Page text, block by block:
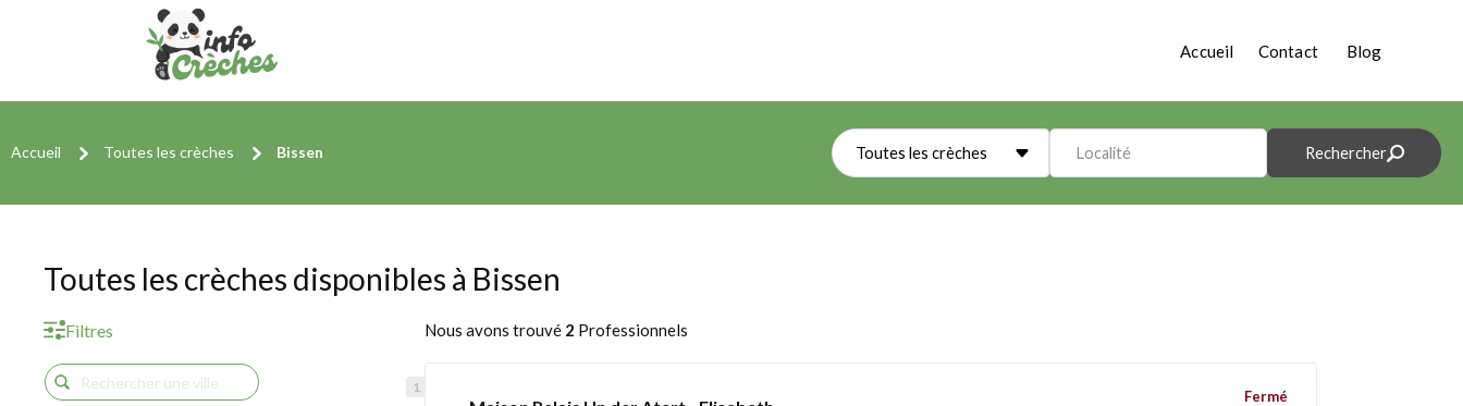
Accueil Contact Blog
Accueil Toutes les crèches Bissen Toutes les crèches Localité Rechercher
Toutes les crèches disponibles à Bissen
Filtres Nous avons trouvé 2 Professionnels
Fermé